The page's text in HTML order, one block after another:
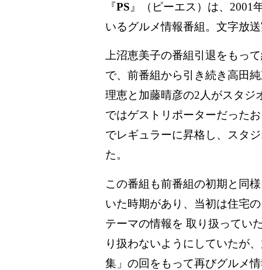
『PS』（ピーエス）は、2001
いるグルメ情報番組。文字放
上沼恵美子の番組引退をもっ
で、前番組から引き続き高田
理恵と加藤晴彦の2人がスタジ
ではゲストリポーターだった
でレギュラーに昇格し、スタ
た。
この番組も前番組の初期と同
いた時期があり、当初は住宅
テーマの情報を 取り扱ってい
り扱わないようにしていたが
集」の回をもって再びグルメ